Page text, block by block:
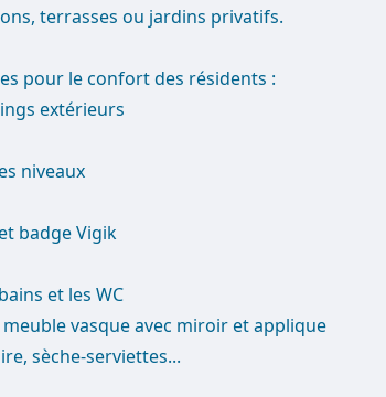
terrasses ou jardins privatifs.
pour le confort des résidents :
extérieurs
niveaux
badge Vigik
et les WC
vasque avec miroir et applique
sèche-serviettes...